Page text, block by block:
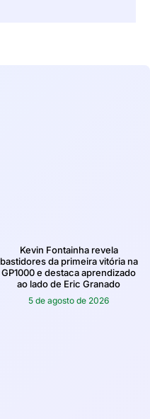
Kevin Fontainha revela
bastidores da primeira vitória na
GP1000 e destaca aprendizado
ao lado de Eric Granado
5 de agosto de 2026